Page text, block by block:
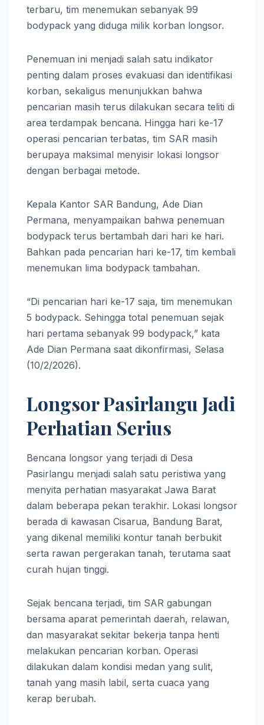
terbaru, tim menemukan sebanyak 99
bodypack yang diduga milik korban longsor.
Penemuan ini menjadi salah satu indikator
penting dalam proses evakuasi dan identifikasi
korban, sekaligus menunjukkan bahwa
pencarian masih terus dilakukan secara teliti di
area terdampak bencana. Hingga hari ke-17
operasi pencarian terbatas, tim SAR masih
berupaya maksimal menyisir lokasi longsor
dengan berbagai metode.
Kepala Kantor SAR Bandung, Ade Dian
Permana, menyampaikan bahwa penemuan
bodypack terus bertambah dari hari ke hari.
Bahkan pada pencarian hari ke-17, tim kembali
menemukan lima bodypack tambahan.
“Di pencarian hari ke-17 saja, tim menemukan
5 bodypack. Sehingga total penemuan sejak
hari pertama sebanyak 99 bodypack,” kata
Ade Dian Permana saat dikonfirmasi, Selasa
(10/2/2026).
Longsor Pasirlangu Jadi
Perhatian Serius
Bencana longsor yang terjadi di Desa
Pasirlangu menjadi salah satu peristiwa yang
menyita perhatian masyarakat Jawa Barat
dalam beberapa pekan terakhir. Lokasi longsor
berada di kawasan Cisarua, Bandung Barat,
yang dikenal memiliki kontur tanah berbukit
serta rawan pergerakan tanah, terutama saat
curah hujan tinggi.
Sejak bencana terjadi, tim SAR gabungan
bersama aparat pemerintah daerah, relawan,
dan masyarakat sekitar bekerja tanpa henti
melakukan pencarian korban. Operasi
dilakukan dalam kondisi medan yang sulit,
tanah yang masih labil, serta cuaca yang
kerap berubah.